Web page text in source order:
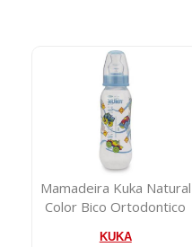
Mamadeira Kuka Natural
Color Bico Ortodontico
KUKA